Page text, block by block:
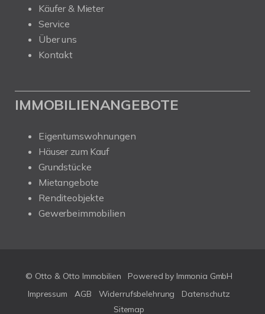
Käufer & Mieter
Service
Über uns
Kontakt
IMMOBILIENANGEBOTE
Eigentumswohnungen
Häuser zum Kauf
Grundstücke
Mietangebote
Renditeobjekte
Gewerbeimmobilien
© Otto & Otto Immobilien
Powered by Immonia GmbH
Impressum
AGB Widerrufsbelehrung
Datenschutz
Sitemap